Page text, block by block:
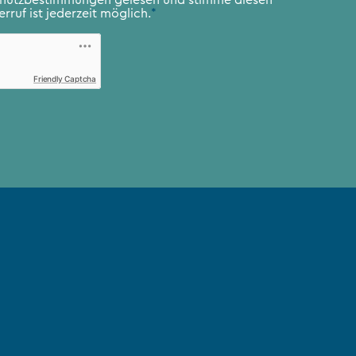
ist jederzeit möglich.*
Friendly Captcha